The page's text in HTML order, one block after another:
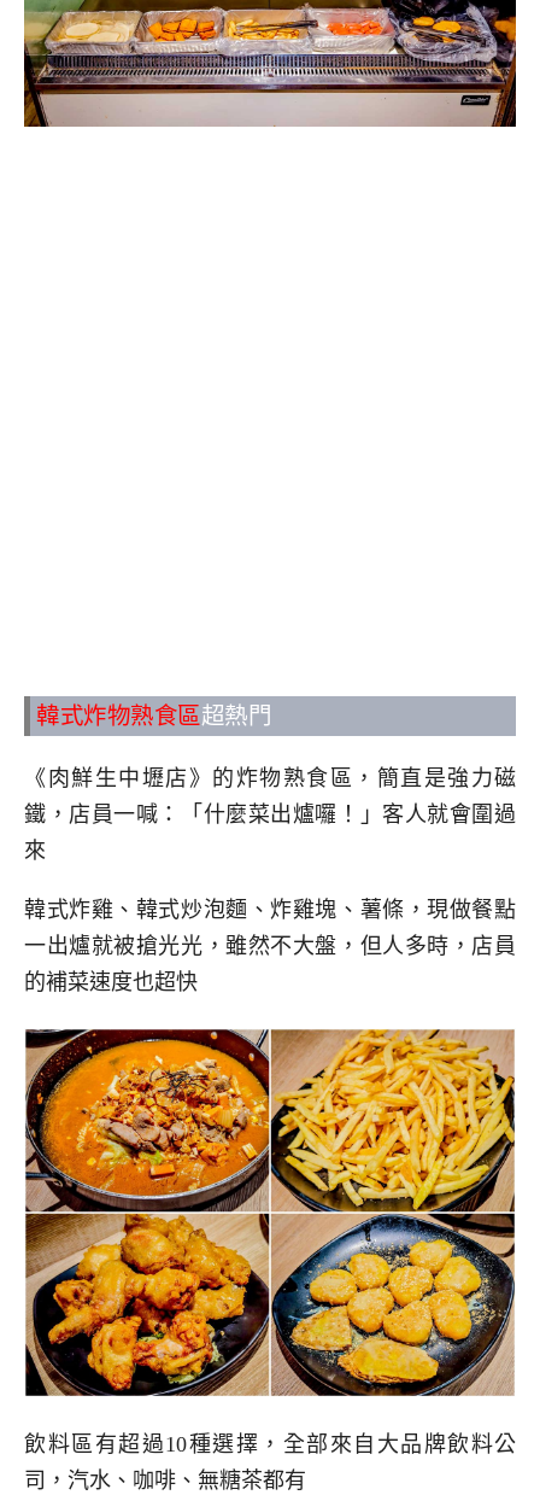
韓式炸物熟食區超熱門
《肉鮮生中壢店》的炸物熟食區，簡直是強力磁
鐵，店員一喊：「什麼菜出爐囉！」客人就會圍過
來
韓式炸雞、韓式炒泡麵、炸雞塊、薯條，現做餐點
一出爐就被搶光光，雖然不大盤，但人多時，店員
的補菜速度也超快
飲料區有超過10種選擇，全部來自大品牌飲料公
司，汽水、咖啡、無糖茶都有